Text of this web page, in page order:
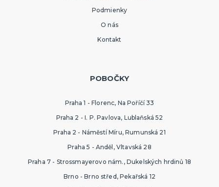
Podmienky
O nás
Kontakt
POBOČKY
Praha 1 - Florenc, Na Poříčí 33
Praha 2 - I. P. Pavlova, Lublaňská 52
Praha 2 - Náměstí Míru, Rumunská 21
Praha 5 - Anděl, Vltavská 28
Praha 7 - Strossmayerovo nám., Dukelských hrdinů 18
Brno - Brno střed, Pekařská 12